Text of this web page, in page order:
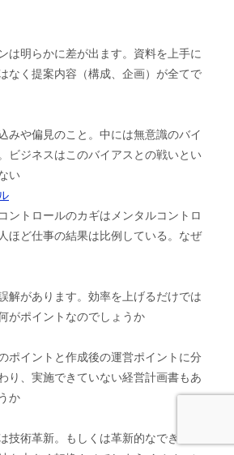
は明らかに差が出ます。資料を上手に
なく提案内容（構成、企画）が全てで
みや偏見のこと。中には無意識のバイ
ビジネスはこのバイアスとの戦いとい
い
ントロールのカギはメンタルコントロ
ほど仕事の結果は比例している。なぜ
解があります。効率を上げるだけでは
がポイントなのでしょうか
ポイントと作成後の運営ポイントに分
り、実施できていない経営計画書もあ
か
術革新。もしくは革新的なできごと